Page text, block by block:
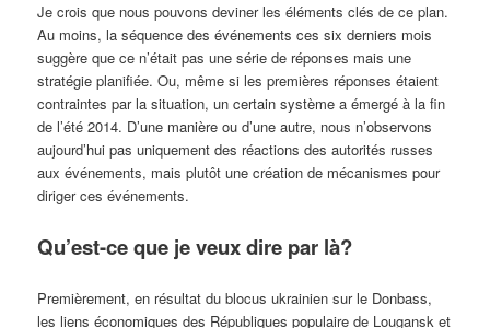
Je crois que nous pouvons deviner les éléments clés de ce plan.
Au moins, la séquence des événements ces six derniers mois
suggère que ce n’était pas une série de réponses mais une
stratégie planifiée. Ou, même si les premières réponses étaient
contraintes par la situation, un certain système a émergé à la fin
de l’été 2014. D’une manière ou d’une autre, nous n’observons
aujourd’hui pas uniquement des réactions des autorités russes
aux événements, mais plutôt une création de mécanismes pour
diriger ces événements.
Qu’est-ce que je veux dire par là?
Premièrement, en résultat du blocus ukrainien sur le Donbass,
les liens économiques des Républiques populaire de Lougansk et